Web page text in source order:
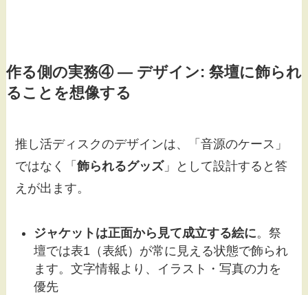
作る側の実務④ — デザイン: 祭壇に飾られ
ることを想像する
推し活ディスクのデザインは、「音源のケース」
ではなく「飾られるグッズ」として設計すると答
えが出ます。
ジャケットは正面から見て成立する絵に。祭
壇では表1（表紙）が常に見える状態で飾られ
ます。文字情報より、イラスト・写真の力を
優先